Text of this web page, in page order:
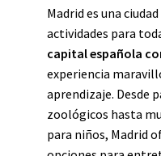
Madrid es una
actividades para
capital española
experiencia
aprendizaje. Desde
zoológicos hasta
para niños, Madrid